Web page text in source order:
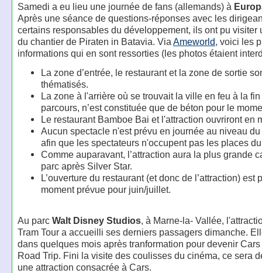
Samedi a eu lieu une journée de fans (allemands) à
Après une séance de questions-réponses avec les
certains responsables du développement, ils ont pu visiter
du chantier de Piraten in Batavia. Via Ameworld , voici les
informations qui en sont ressorties (les photos étaient
La zone d’entrée, le restaurant et la zone de sortie
thématisés.
La zone à l'arrière où se trouvait la ville en feu à la
parcours, n’est constituée que de béton pour le
Le restaurant Bamboe Bai et l'attraction ouvriront en
Aucun spectacle n'est prévu en journée au niveau
afin que les spectateurs n'occupent pas les places
Comme auparavant, l’attraction aura la plus grande
parc après Silver Star.
L’ouverture du restaurant (et donc de l’attraction) est
moment prévue pour juin/juillet.
Au parc Walt Disney Studios, à Marne-la- Vallée,
Tram Tour a accueilli ses derniers passagers dimanche.
dans quelques mois après tranformation pour devenir
Road Trip. Fini la visite des coulisses du cinéma, ce sera
une attraction consacrée à Cars.